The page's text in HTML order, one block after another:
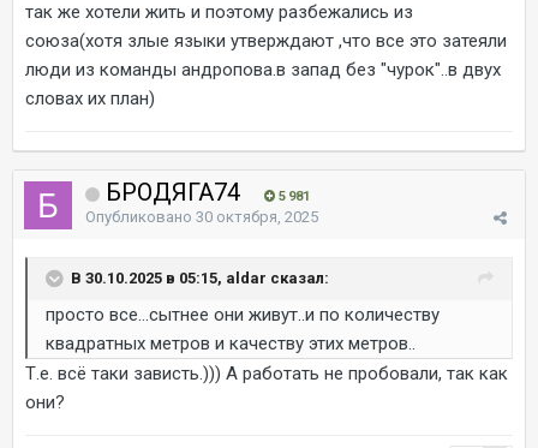
так же хотели жить и поэтому разбежались из
союза(хотя злые языки утверждают ,что все это затеяли
люди из команды андропова.в запад без "чурок"..в двух
словах их план)
БРОДЯГА74 5 981
Опубликовано 30 октября, 2025
В 30.10.2025 в 05:15, aldar сказал:
просто все...сытнее они живут..и по количеству
квадратных метров и качеству этих метров..
Т.е. всё таки зависть.))) А работать не пробовали, так как
они?